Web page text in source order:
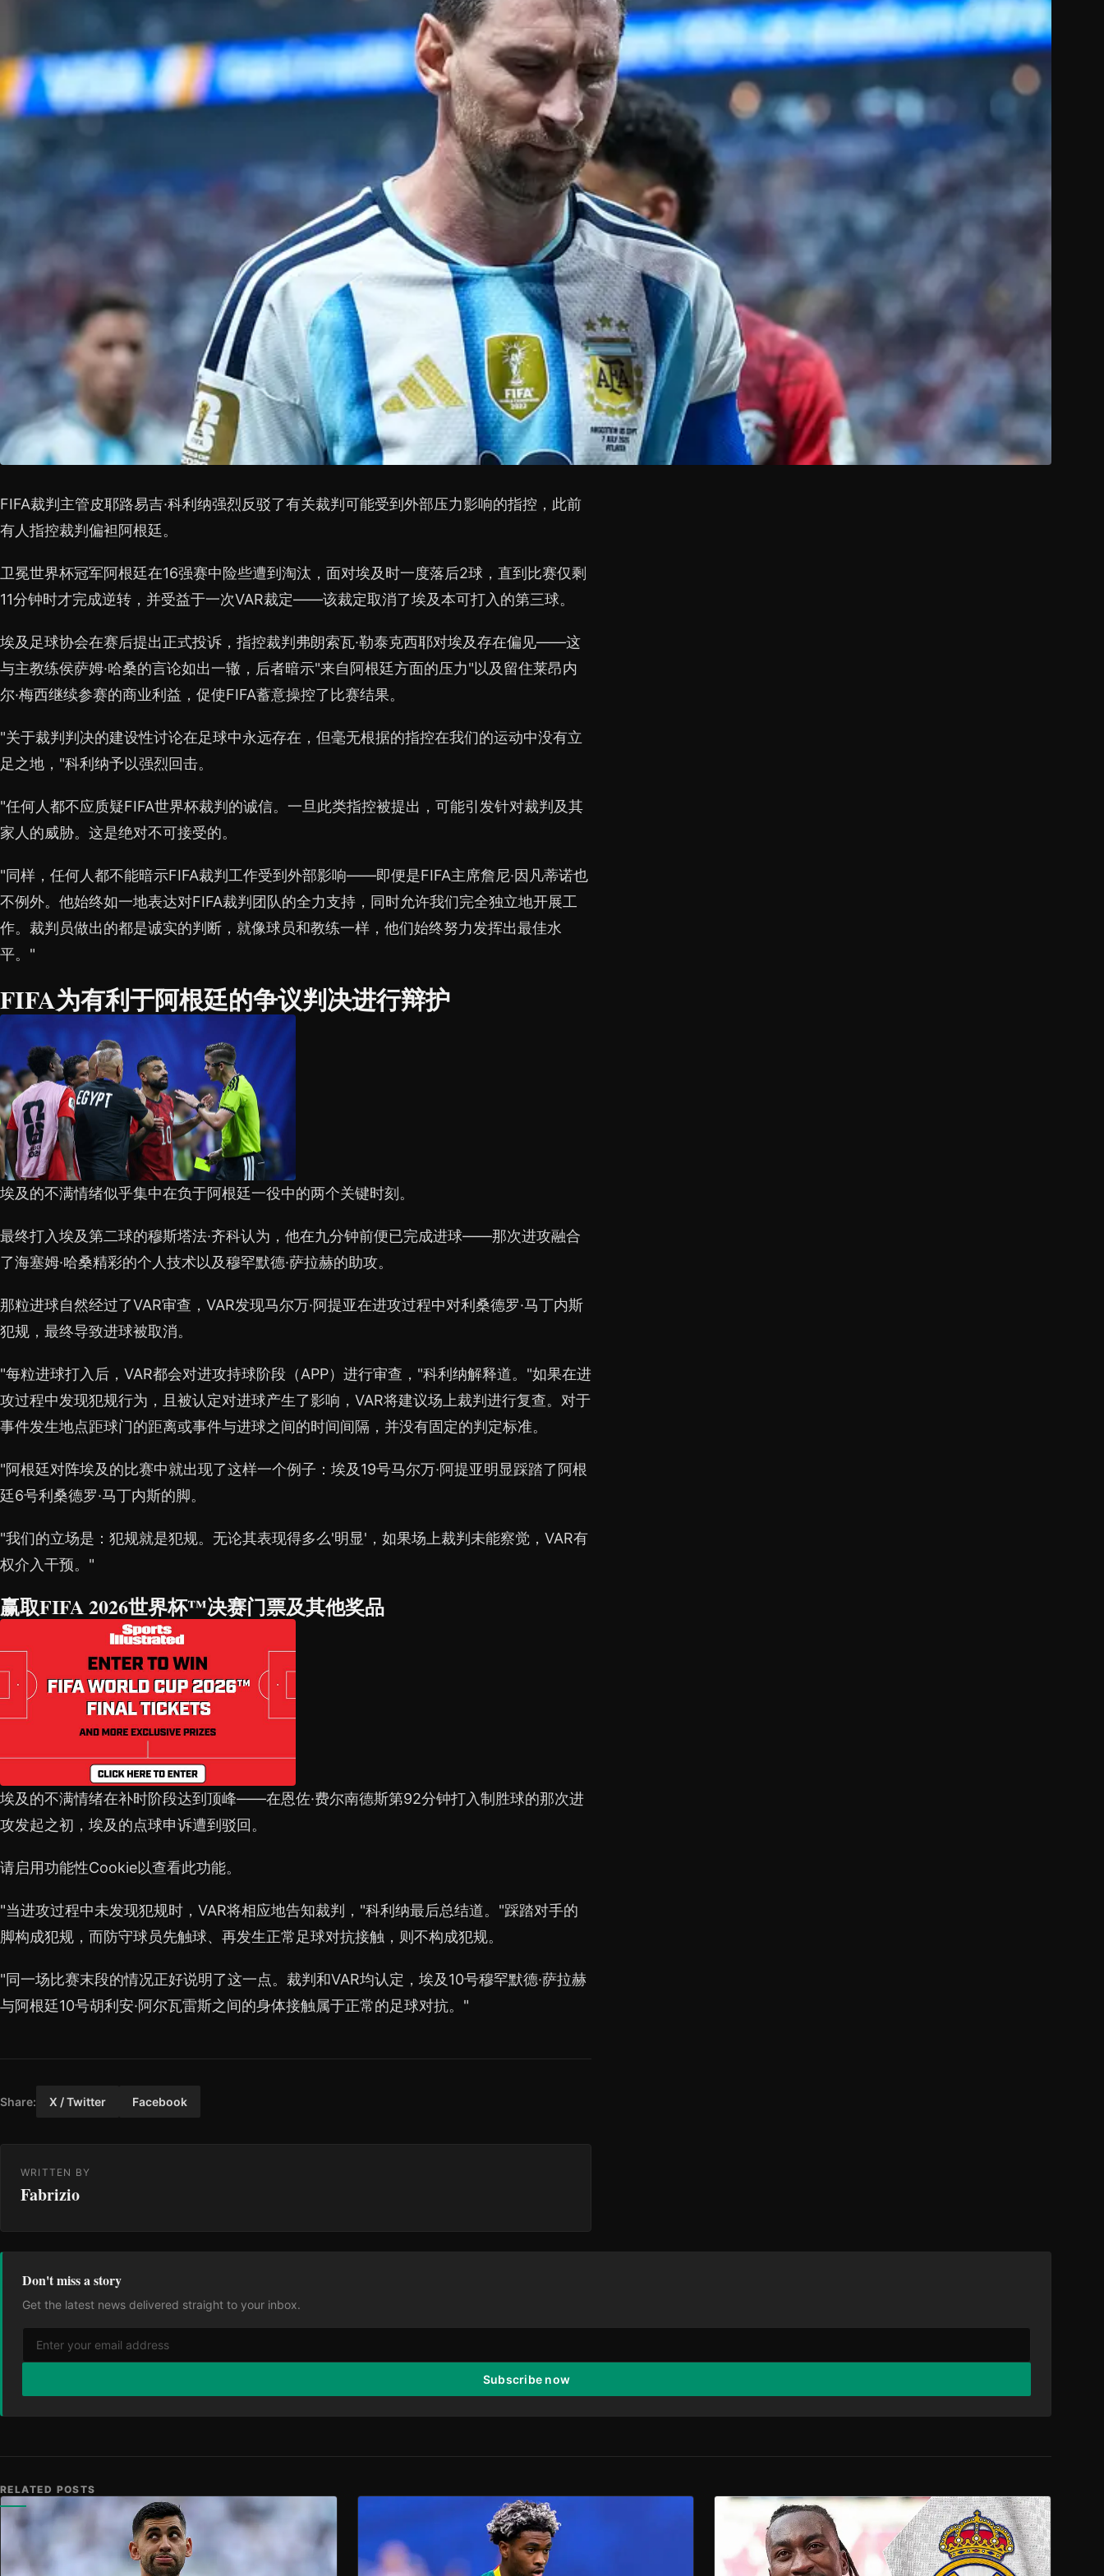
FIFA裁判主管皮耶路易吉·科利纳强烈反驳了有关裁判可能受到外部压力影响的指控，此前
有人指控裁判偏袒阿根廷。
卫冕世界杯冠军阿根廷在16强赛中险些遭到淘汰，面对埃及时一度落后2球，直到比赛仅剩
11分钟时才完成逆转，并受益于一次VAR裁定——该裁定取消了埃及本可打入的第三球。
埃及足球协会在赛后提出正式投诉，指控裁判弗朗索瓦·勒泰克西耶对埃及存在偏见——这
与主教练侯萨姆·哈桑的言论如出一辙，后者暗示"来自阿根廷方面的压力"以及留住莱昂内
尔·梅西继续参赛的商业利益，促使FIFA蓄意操控了比赛结果。
"关于裁判判决的建设性讨论在足球中永远存在，但毫无根据的指控在我们的运动中没有立
足之地，"科利纳予以强烈回击。
"任何人都不应质疑FIFA世界杯裁判的诚信。一旦此类指控被提出，可能引发针对裁判及其
家人的威胁。这是绝对不可接受的。
"同样，任何人都不能暗示FIFA裁判工作受到外部影响——即便是FIFA主席詹尼·因凡蒂诺也
不例外。他始终如一地表达对FIFA裁判团队的全力支持，同时允许我们完全独立地开展工
作。裁判员做出的都是诚实的判断，就像球员和教练一样，他们始终努力发挥出最佳水
平。"
FIFA为有利于阿根廷的争议判决进行辩护
埃及的不满情绪似乎集中在负于阿根廷一役中的两个关键时刻。
最终打入埃及第二球的穆斯塔法·齐科认为，他在九分钟前便已完成进球——那次进攻融合
了海塞姆·哈桑精彩的个人技术以及穆罕默德·萨拉赫的助攻。
那粒进球自然经过了VAR审查，VAR发现马尔万·阿提亚在进攻过程中对利桑德罗·马丁内斯
犯规，最终导致进球被取消。
"每粒进球打入后，VAR都会对进攻持球阶段（APP）进行审查，"科利纳解释道。"如果在进
攻过程中发现犯规行为，且被认定对进球产生了影响，VAR将建议场上裁判进行复查。对于
事件发生地点距球门的距离或事件与进球之间的时间间隔，并没有固定的判定标准。
"阿根廷对阵埃及的比赛中就出现了这样一个例子：埃及19号马尔万·阿提亚明显踩踏了阿根
廷6号利桑德罗·马丁内斯的脚。
"我们的立场是：犯规就是犯规。无论其表现得多么'明显'，如果场上裁判未能察觉，VAR有
权介入干预。"
赢取FIFA 2026世界杯™决赛门票及其他奖品
埃及的不满情绪在补时阶段达到顶峰——在恩佐·费尔南德斯第92分钟打入制胜球的那次进
攻发起之初，埃及的点球申诉遭到驳回。
请启用功能性Cookie以查看此功能。
"当进攻过程中未发现犯规时，VAR将相应地告知裁判，"科利纳最后总结道。"踩踏对手的
脚构成犯规，而防守球员先触球、再发生正常足球对抗接触，则不构成犯规。
"同一场比赛末段的情况正好说明了这一点。裁判和VAR均认定，埃及10号穆罕默德·萨拉赫
与阿根廷10号胡利安·阿尔瓦雷斯之间的身体接触属于正常的足球对抗。"
Share: X / Twitter Facebook
WRITTEN BY
Fabrizio
Don't miss a story
Get the latest news delivered straight to your inbox.
Subscribe now
RELATED POSTS